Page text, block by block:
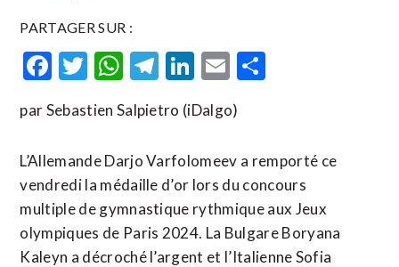
PARTAGER SUR :
Facebook
Twitter
WhatsApp
Telegram
LinkedIn
Email
par Sebastien Salpietro (iDalgo)
L’Allemande Darjo Varfolomeev a remporté ce
vendredi la médaille d’or lors du concours
multiple de gymnastique rythmique aux Jeux
olympiques de Paris 2024. La Bulgare Boryana
Kaleyn a décroché l’argent et l’Italienne Sofia